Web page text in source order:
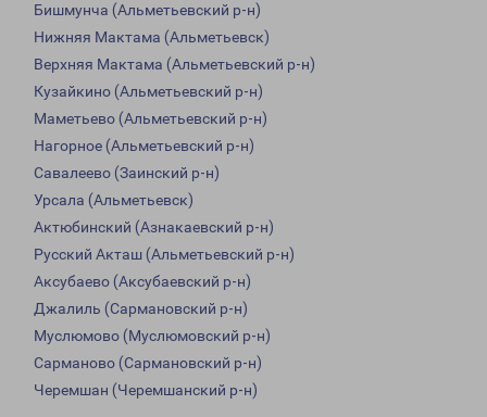
Бишмунча (Альметьевский р-н)
Нижняя Мактама (Альметьевск)
Верхняя Мактама (Альметьевский р-н)
Кузайкино (Альметьевский р-н)
Маметьево (Альметьевский р-н)
Нагорное (Альметьевский р-н)
Савалеево (Заинский р-н)
Урсала (Альметьевск)
Актюбинский (Азнакаевский р-н)
Русский Акташ (Альметьевский р-н)
Аксубаево (Аксубаевский р-н)
Джалиль (Сармановский р-н)
Муслюмово (Муслюмовский р-н)
Сарманово (Сармановский р-н)
Черемшан (Черемшанский р-н)